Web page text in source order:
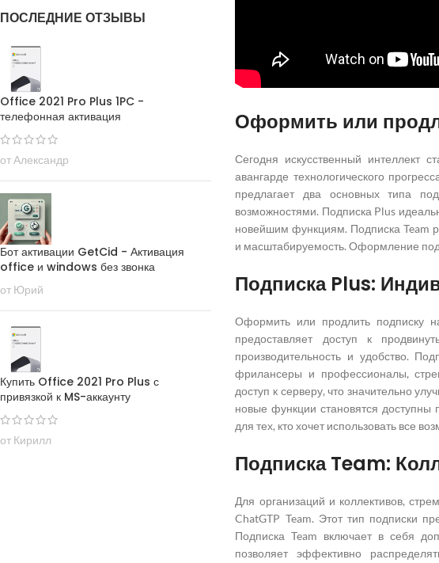
ПОСЛЕДНИЕ ОТЗЫВЫ
Office 2021 Pro Plus 1PC -
телефонная активация
от Александр
Бот активации GetCid - Активация
office и windows без звонка
от Юрий
Купить Office 2021 Pro Plus с
привязкой к MS-аккаунту
от Кирилл
Оформить или
Сегодня искусственный интеллект
авангарде технологического
предлагает два основных типа
возможностями. Подписка Plus
новейшим функциям. Подписка Team
и масштабируемость. Оформление
Подписка Plus:
Оформить или продлить подписку
предоставляет доступ к
производительность и удобство.
фрилансеры и профессионалы,
доступ к серверу, что значительно
новые функции становятся
для тех, кто хочет использовать все
Подписка Team:
Для организаций и коллективов,
ChatGTP Team. Этот тип подписки
Подписка Team включает в себя
позволяет эффективно